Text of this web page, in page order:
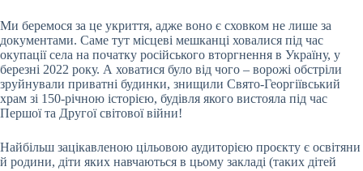
Ми беремося за це укриття, адже воно є сховком не лише за
документами. Саме тут місцеві мешканці ховалися під час
окупації села на початку російського вторгнення в Україну, у
березні 2022 року. А ховатися було від чого – ворожі обстріли
зруйнували приватні будинки, знищили Свято-Георгіївський
храм зі 150-річною історією, будівля якого вистояла під час
Першої та Другої світової війни!
Найбільш зацікавленою цільовою аудиторією проєкту є освітяни
й родини, діти яких навчаються в цьому закладі (таких дітей